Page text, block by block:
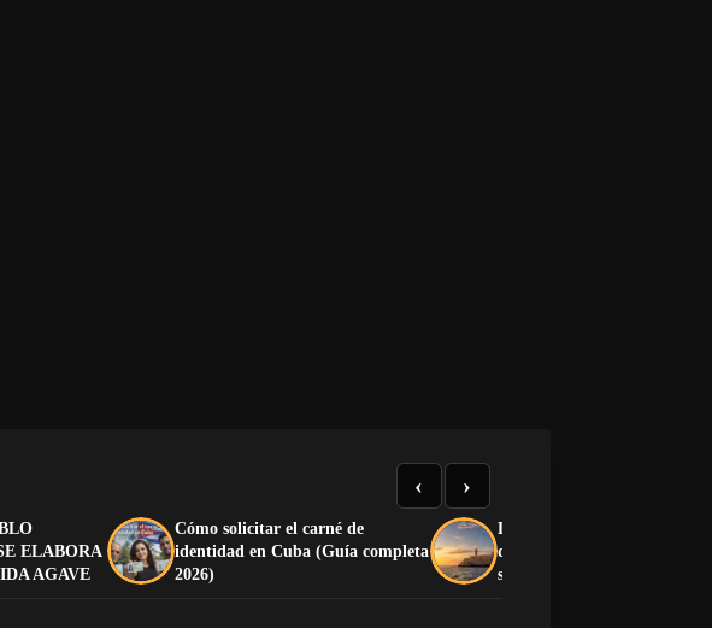
ELABORA
AGAVE
Cómo solicitar el carné de
identidad en Cuba (Guía completa
2026)
Liberación de Cuba: cómo
de la dictadura a la
sin caer en otra dictadura
‹ ›